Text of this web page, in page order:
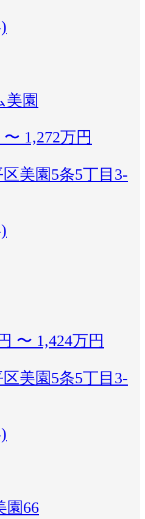
美園
1,272万円
美園5条5丁目3-
〜 1,424万円
美園5条5丁目3-
園66